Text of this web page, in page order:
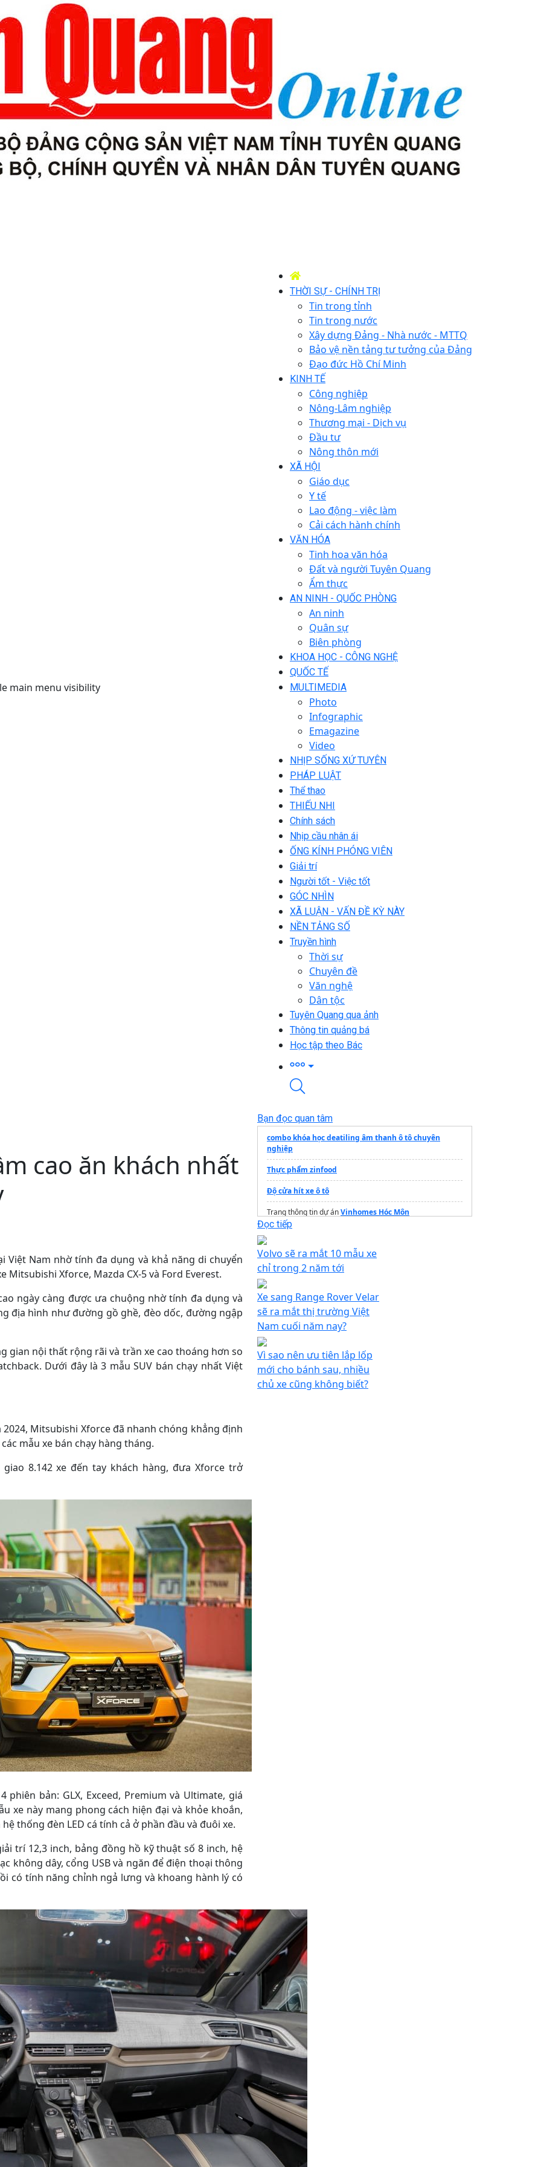
main menu visibility
THỜI SỰ - CHÍNH TRỊ
Tin trong tỉnh
Tin trong nước
Xây dựng Đảng - Nhà nước - MTTQ
Bảo vệ nền tảng tư tưởng của Đảng
Đạo đức Hồ Chí Minh
KINH TẾ
Công nghiệp
Nông-Lâm nghiệp
Thương mại - Dịch vụ
Đầu tư
Nông thôn mới
XÃ HỘI
Giáo dục
Y tế
Lao động - việc làm
Cải cách hành chính
VĂN HÓA
Tinh hoa văn hóa
Đất và người Tuyên Quang
Ẩm thực
AN NINH - QUỐC PHÒNG
An ninh
Quân sự
Biên phòng
KHOA HỌC - CÔNG NGHỆ
QUỐC TẾ
MULTIMEDIA
Photo
Infographic
Emagazine
Video
NHỊP SỐNG XỨ TUYÊN
PHÁP LUẬT
Thể thao
THIẾU NHI
Chính sách
Nhịp cầu nhân ái
ỐNG KÍNH PHÓNG VIÊN
Giải trí
Người tốt - Việc tốt
GÓC NHÌN
XÃ LUẬN - VẤN ĐỀ KỲ NÀY
NỀN TẢNG SỐ
Truyền hình
Thời sự
Chuyên đề
Văn nghệ
Dân tộc
Tuyên Quang qua ảnh
Thông tin quảng bá
Học tập theo Bác
cao ăn khách nhất
Việt Nam nhờ tính đa dụng và khả năng di chuyển
Xforce, Mazda CX-5 và Ford Everest.
ngày càng được ưa chuộng nhờ tính đa dụng và
địa hình như đường gồ ghề, đèo dốc, đường ngập
gian nội thất rộng rãi và trần xe cao thoáng hơn so
Dưới đây là 3 mẫu SUV bán chạy nhất Việt
Mitsubishi Xforce đã nhanh chóng khẳng định
mẫu xe bán chạy hàng tháng.
8.142 xe đến tay khách hàng, đưa Xforce trở
bản: GLX, Exceed, Premium và Ultimate, giá
xe này mang phong cách hiện đại và khỏe khoắn,
thống đèn LED cá tính cả ở phần đầu và đuôi xe.
trí 12,3 inch, bảng đồng hồ kỹ thuật số 8 inch, hệ
không dây, cổng USB và ngăn để điện thoại thông
có tính năng chỉnh ngả lưng và khoang hành lý có
Bạn đọc quan tâm
combo khóa học deatiling âm thanh ô tô chuyên
nghiệp
Thực phẩm zinfood
Độ cửa hít xe ô tô
Trang thông tin dự ánVinhomes Hóc Môn
Thiết bị thuỷ lực
toyota vios 2026
Đọc tiếp
Volvo sẽ ra mắt 10 mẫu xe
chỉ trong 2 năm tới
Xe sang Range Rover Velar
sẽ ra mắt thị trường Việt
Nam cuối năm nay?
Vì sao nên ưu tiên lắp lốp
mới cho bánh sau, nhiều
chủ xe cũng không biết?